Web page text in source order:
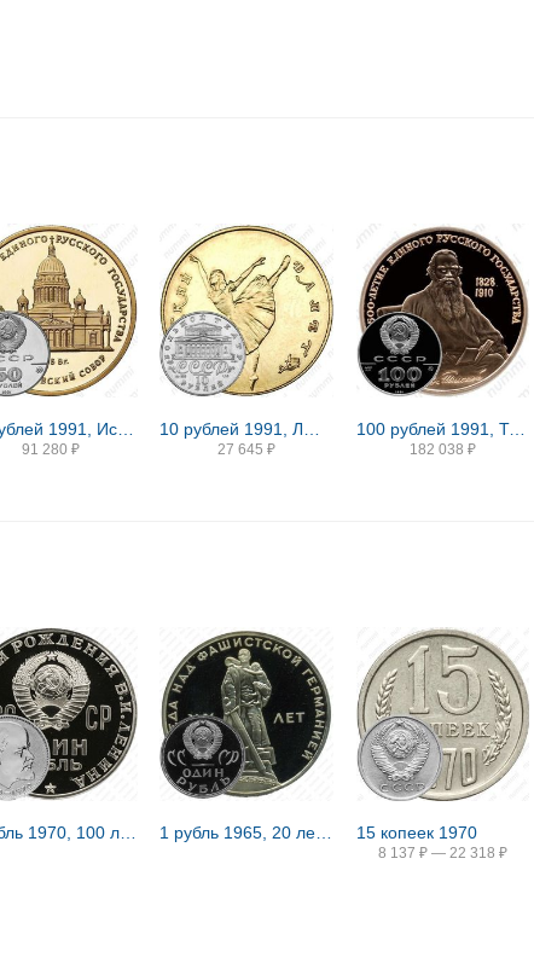
91 280 ₽ 27 645 ₽
100 рублей 1991, Толстой Proof
182 038 ₽
15 копеек 1970
8 137 ₽ — 22 318 ₽